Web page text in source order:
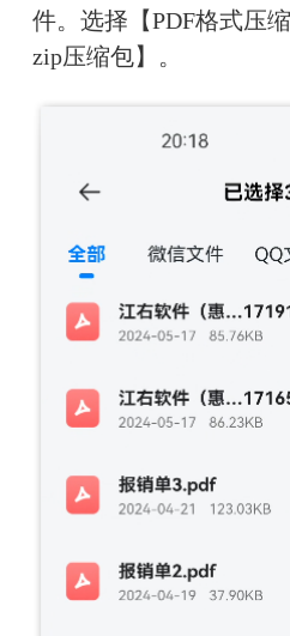
件。选择【PDF格式压
zip压缩包】。